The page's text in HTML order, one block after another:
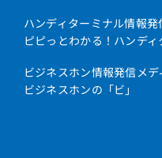
ハンディターミナル情報発
ピピっとわかる！ハンデ
ビジネスホン情報発信メデ
ビジネスホンの「ビ」